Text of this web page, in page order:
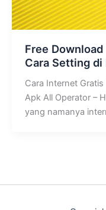
Free
Cara Setting di
Cara Internet
Apk All Operator –
yang namanya